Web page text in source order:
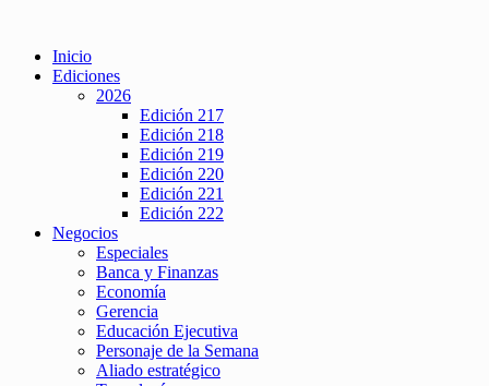
Inicio
Ediciones
2026
Edición 217
Edición 218
Edición 219
Edición 220
Edición 221
Edición 222
Negocios
Especiales
Banca y Finanzas
Economía
Gerencia
Educación Ejecutiva
Personaje de la Semana
Aliado estratégico